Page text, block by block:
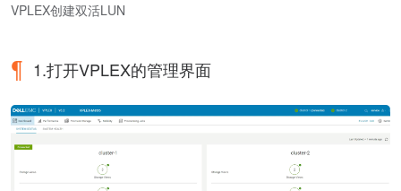
VPLEX创建双活LUN
1.打开VPLEX的管理界面